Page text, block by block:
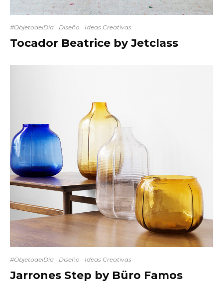
#ObjetodelDía Diseño Ideas Creativas
Tocador Beatrice by Jetclass
#ObjetodelDía Diseño Ideas Creativas
Jarrones Step by Büro Famos